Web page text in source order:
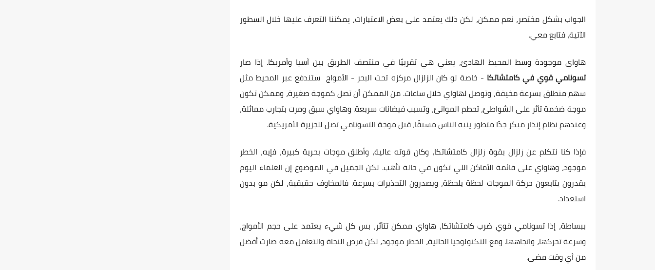
الجواب بشكل مختصر، نعم ممكن، لكن ذلك يعتمد على بعض الاعتبارات، يمكننا التعرف عليها خلال السطور
الآتية، فتابع معي.
هاواي موجودة وسط المحيط الهادئ، يعني هي تقريبًا في منتصف الطريق بين آسيا وأمريكا. إذا صار
تسونامي قوي في كامتشاتكا - خاصة لو كان الزلزال مركزه تحت البحر - الأمواج ستندفع عبر المحيط مثل
سهم منطلق بسرعة مخيفة، وتوصل لهاواي خلال ساعات. من الممكن أن تصل كموجة صغيرة، وممكن تكون
موجة ضخمة تأثر على الشواطئ، تحطم الموانئ، وتسبب فيضانات سريعة. وهاواي سبق ومرت بتجارب مماثلة،
وعندهم نظام إنذار مبكر جدًا متطور ينبه الناس مسبقًا، قبل موجة التسونامي تصل للجزيرة الأمريكية.
فإذا كنا نتكلم عن زلزال بقوة زلزال كامتشاتكا، وكان قوته عالية، وأطلق موجات بحرية كبيرة، فإيه، الخطر
موجود، وهاواي على قائمة الأماكن اللي تكون في حالة تأهب. لكن الجميل في الموضوع إن العلماء اليوم
يقدرون يتابعون حركة الموجات لحظة بلحظة، ويصدرون التحذيرات بسرعة. فالمخاوف حقيقية، لكن مو بدون
استعداد.
ببساطة، إذا تسونامي قوي ضرب كامتشاتكا، هاواي ممكن تتأثر، بس كل شيء يعتمد على حجم الأمواج،
وسرعة تحركها، واتجاهها. ومع التكنولوجيا الحالية، الخطر موجود، لكن فرص النجاة والتعامل معه صارت أفضل
من أي وقت مضى.